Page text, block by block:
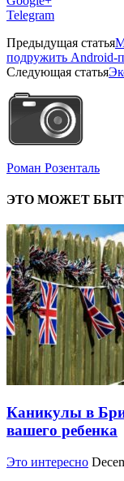
Telegram
Предыдущая статья
подружить Android-
Следующая статья
Роман Розенталь
ЭТО МОЖЕТ
Каникулы в
вашего ребенка
Это интересно